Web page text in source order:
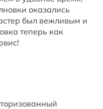
оказались
был вежливым и
теперь как